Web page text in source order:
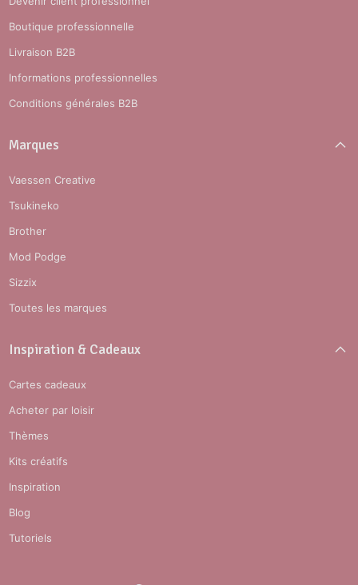
Boutique professionnelle
Livraison B2B
Informations professionnelles
Conditions générales B2B
Marques
Vaessen Creative
Tsukineko
Brother
Mod Podge
Sizzix
Toutes les marques
Inspiration & Cadeaux
Cartes cadeaux
Acheter par loisir
Thèmes
Kits créatifs
Inspiration
Blog
Tutoriels